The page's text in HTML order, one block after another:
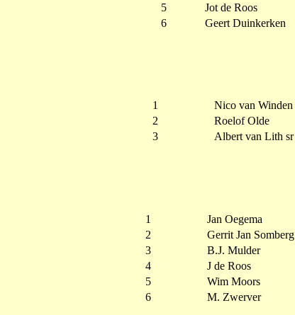
5
Jot de Roos
6
Geert Duinkerken
1 Nico van Winden
2
Roelof Olde
3
Albert van Lith sr
1 Jan Oegema
2
Gerrit Jan Somberg
3
B.J. Mulder
4
J de Roos
5
Wim Moors
6
M. Zwerver